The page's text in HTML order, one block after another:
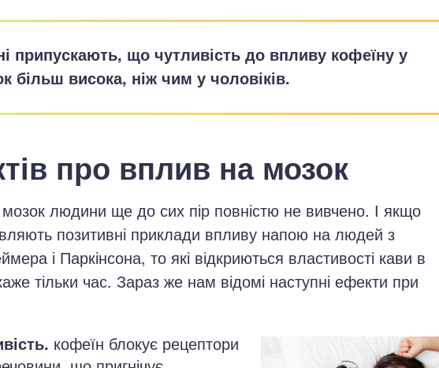
припускають, що чутливість до впливу кофеїну у
більш висока, ніж чим у чоловіків.
про вплив на мозок
людини ще до сих пір повністю не вивчено. І якщо
позитивні приклади впливу напою на людей з
і Паркінсона, то які відкриються властивості кави в
тільки час. Зараз же нам відомі наступні ефекти при
кофеїн блокує рецептори